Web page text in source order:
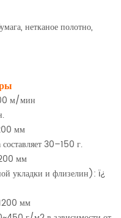
нетканое полотно,
м/мин
мм
30–150 г.
мм
укладки и флизелин): ï¿
мм